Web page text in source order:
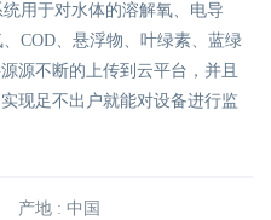
用于对水体的溶解氧、电导
COD、悬浮物、叶绿素、蓝绿
源不断的上传到云平台，并且
现足不出户就能对设备进行监
产地 : 中国